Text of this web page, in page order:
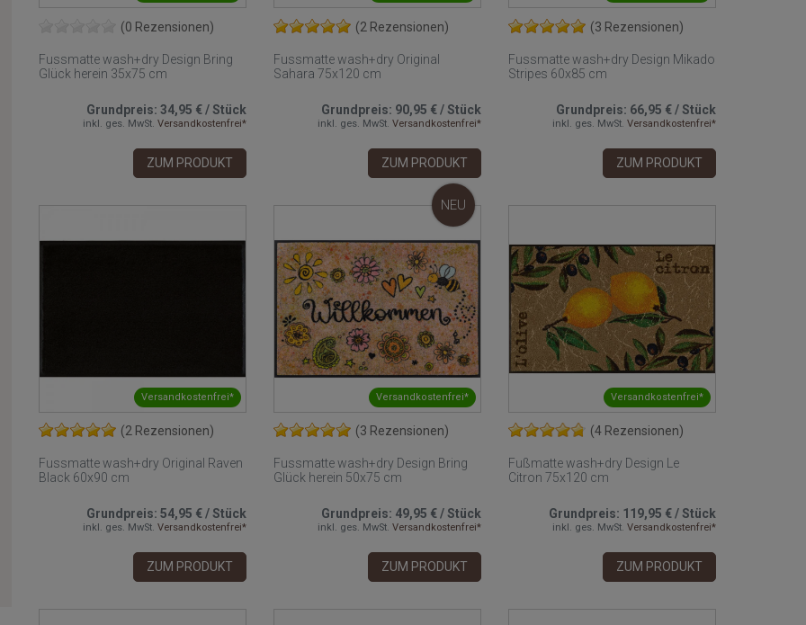
(0 Rezensionen)
Fussmatte wash+dry Design Bring
Glück herein 35x75 cm
Grundpreis:34,95 €/Stück
inkl. ges. MwSt. Versandkostenfrei*
ZUM PRODUKT
(2 Rezensionen)
Fussmatte wash+dry Original
Sahara 75x120 cm
Grundpreis: 90,95 €/Stück
inkl. ges. MwSt. Versandkostenfrei*
ZUM PRODUKT
(3 Rezensionen)
Fussmatte wash+dry Design Mikado
Stripes 60x85 cm
Grundpreis: 66,95 €/Stück
inkl. ges. MwSt. Versandkostenfrei*
ZUM PRODUKT
Versandkostenfrei*
(2 Rezensionen)
Fussmatte wash+dry Original Raven
Black 60x90 cm
Grundpreis:54,95 €/Stück
inkl. ges. MwSt. Versandkostenfrei*
ZUM PRODUKT
Versandkostenfrei*
NEU
(3 Rezensionen)
Fussmatte wash+dry Design Bring
Glück herein 50x75 cm
Grundpreis: 49,95 €/Stück
inkl. ges. MwSt. Versandkostenfrei*
ZUM PRODUKT
Versandkostenfrei*
(4 Rezensionen)
Fußmatte wash+dry Design Le
Citron 75x120 cm
Grundpreis: 119,95 €/Stück
inkl. ges. MwSt. Versandkostenfrei*
ZUM PRODUKT